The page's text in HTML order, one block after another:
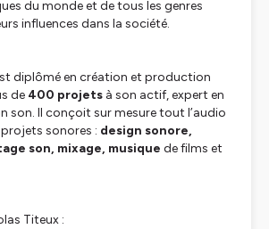
du monde et de tous les genres
influences dans la société.
diplômé en création et production
de 400 projets à son actif, expert en
Il conçoit sur mesure tout l’audio
sonores : design sonore,
son, mixage, musique de films et
Titeux :